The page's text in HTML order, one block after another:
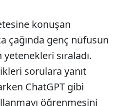
konuşan
çağında genç nüfusun
sıraladı.
sorulara yanıt
ChatGPT gibi
öğrenmesini